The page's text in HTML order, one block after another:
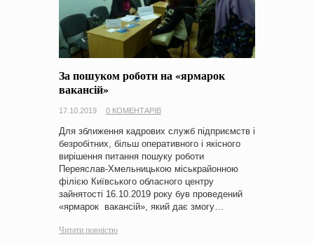
За пошуком роботи на «ярмарок
вакансій»
17.10.2019 0 КОМЕНТАРІВ
Для зближення кадрових служб підприємств і
безробітних, більш оперативного і якісного
вирішення питання пошуку роботи
Переяслав-Хмельницькою міськрайонною
філією Київського обласного центру
зайнятості 16.10.2019 року був проведений
«ярмарок вакансій», який дає змогу…
Читати повністю